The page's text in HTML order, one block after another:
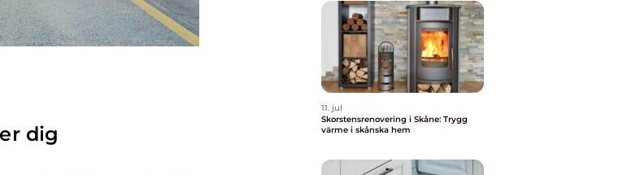
dig
11. jul
Skorstensrenovering i Skåne: Trygg
värme i skånska hem